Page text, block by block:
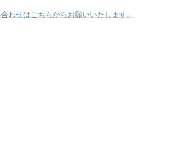
わせはこちらからお願いいたします。